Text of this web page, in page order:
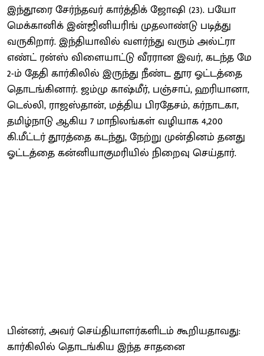
இந்தூரை சேர்ந்தவர் கார்த்திக் ஜோஷி (23). பயோ
மெக்கானிக் இன்ஜினியரிங் முதலாண்டு படித்து
வருகிறார். இந்தியாவில் வளர்ந்து வரும் அல்ட்ரா
எண்ட் ரன்ஸ் விளையாட்டு வீரரான இவர், கடந்த மே
2-ம் தேதி கார்கிலில் இருந்து நீண்ட தூர ஓட்டத்தை
தொடங்கினார். ஜம்மு காஷ்மீர், பஞ்சாப், ஹரியானா,
டெல்லி, ராஜஸ்தான், மத்திய பிரதேசம், கர்நாடகா,
தமிழ்நாடு ஆகிய 7 மாநிலங்கள் வழியாக 4,200
கி.மீட்டர் தூரத்தை கடந்து, நேற்று முன்தினம் தனது
ஓட்டத்தை கன்னியாகுமரியில் நிறைவு செய்தார்.
பின்னர், அவர் செய்தியாளர்களிடம் கூறியதாவது:
கார்கிலில் தொடங்கிய இந்த சாதனை